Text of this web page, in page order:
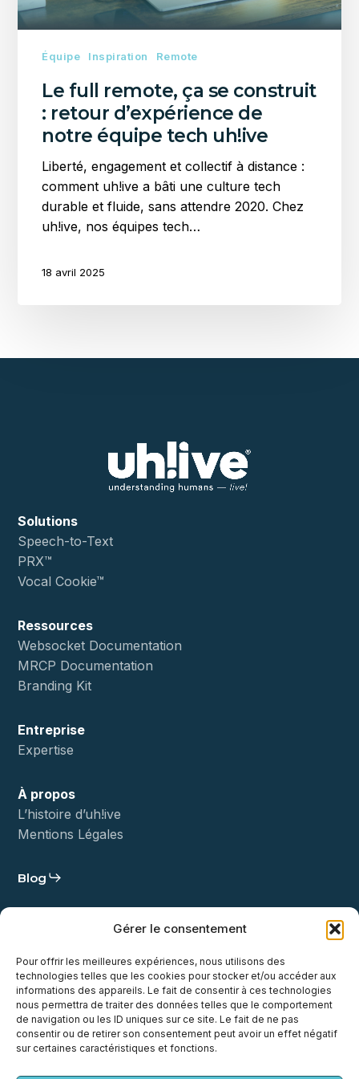
Gérer le consentement
Pour offrir les meilleures expériences, nous utilisons des
technologies telles que les cookies pour stocker et/ou accéder aux
informations des appareils. Le fait de consentir à ces technologies
nous permettra de traiter des données telles que le comportement
de navigation ou les ID uniques sur ce site. Le fait de ne pas
consentir ou de retirer son consentement peut avoir un effet négatif
sur certaines caractéristiques et fonctions.
d’expérience
notre
tech
uh!ive
Équipe Inspiration Remote
Le full remote, ça se construit
: retour d’expérience de
notre équipe tech uh!ive
Liberté, engagement et collectif à distance :
comment uh!ive a bâti une culture tech
durable et fluide, sans attendre 2020. Chez
uh!ive, nos équipes tech…
18 avril 2025
Solutions
Speech-to-Text
PRX™
Vocal Cookie™
Ressources
Websocket Documentation
MRCP Documentation
Branding Kit
Entreprise
Expertise
À propos
L’histoire d’uh!ive
Mentions Légales
Blog
Contact